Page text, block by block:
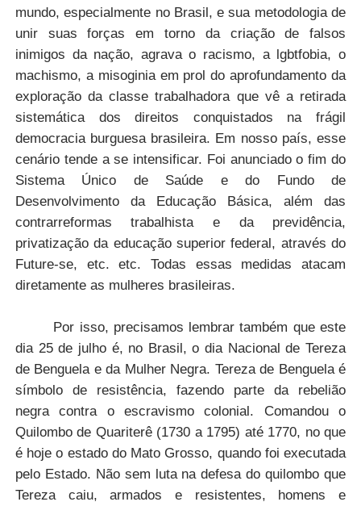
mundo, especialmente no Brasil, e sua metodologia de
unir suas forças em torno da criação de falsos
inimigos da nação, agrava o racismo, a lgbtfobia, o
machismo, a misoginia em prol do aprofundamento da
exploração da classe trabalhadora que vê a retirada
sistemática dos direitos conquistados na frágil
democracia burguesa brasileira. Em nosso país, esse
cenário tende a se intensificar. Foi anunciado o fim do
Sistema Único de Saúde e do Fundo de
Desenvolvimento da Educação Básica, além das
contrarreformas trabalhista e da previdência,
privatização da educação superior federal, através do
Future-se, etc. etc. Todas essas medidas atacam
diretamente as mulheres brasileiras.
Por isso, precisamos lembrar também que este
dia 25 de julho é, no Brasil, o dia Nacional de Tereza
de Benguela e da Mulher Negra. Tereza de Benguela é
símbolo de resistência, fazendo parte da rebelião
negra contra o escravismo colonial. Comandou o
Quilombo de Quariterê (1730 a 1795) até 1770, no que
é hoje o estado do Mato Grosso, quando foi executada
pelo Estado. Não sem luta na defesa do quilombo que
Tereza caiu, armados e resistentes, homens e